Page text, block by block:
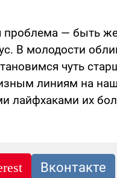
проблема — быть
В молодости
чуть
линиям на
лайфхаками их